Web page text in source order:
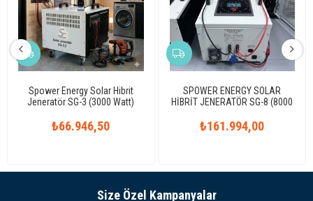
Spower Energy Solar Hibrit
Jeneratör SG-3 (3000 Watt)
₺66.946,50
SPOWER ENERGY SOLAR
HİBRİT JENERATÖR SG-8 (8000
₺161.994,00
Size Özel Kampanyalar